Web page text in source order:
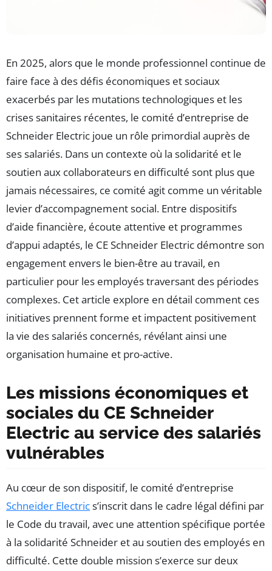
En 2025, alors que le monde professionnel continue de
faire face à des défis économiques et sociaux
exacerbés par les mutations technologiques et les
crises sanitaires récentes, le comité d’entreprise de
Schneider Electric joue un rôle primordial auprès de
ses salariés. Dans un contexte où la solidarité et le
soutien aux collaborateurs en difficulté sont plus que
jamais nécessaires, ce comité agit comme un véritable
levier d’accompagnement social. Entre dispositifs
d’aide financière, écoute attentive et programmes
d’appui adaptés, le CE Schneider Electric démontre son
engagement envers le bien-être au travail, en
particulier pour les employés traversant des périodes
complexes. Cet article explore en détail comment ces
initiatives prennent forme et impactent positivement
la vie des salariés concernés, révélant ainsi une
organisation humaine et pro-active.
Les missions économiques et
sociales du CE Schneider
Electric au service des salariés
vulnérables
Au cœur de son dispositif, le comité d’entreprise
Schneider Electrics’inscrit dans le cadre légal défini par
le Code du travail, avec une attention spécifique portée
à la solidarité Schneider et au soutien des employés en
difficulté. Cette double mission s’exerce sur deux